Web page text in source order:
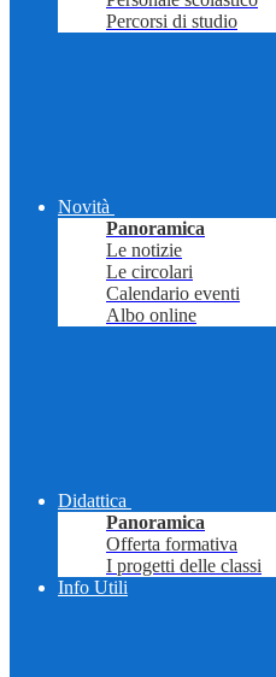
Percorsi di studio
Novità
Panoramica
Le notizie
Le circolari
Calendario eventi
Albo online
Didattica
Panoramica
Offerta formativa
I progetti delle classi
Info Utili